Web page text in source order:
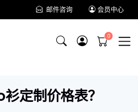
邮件咨询 会员中心
定制价格表？